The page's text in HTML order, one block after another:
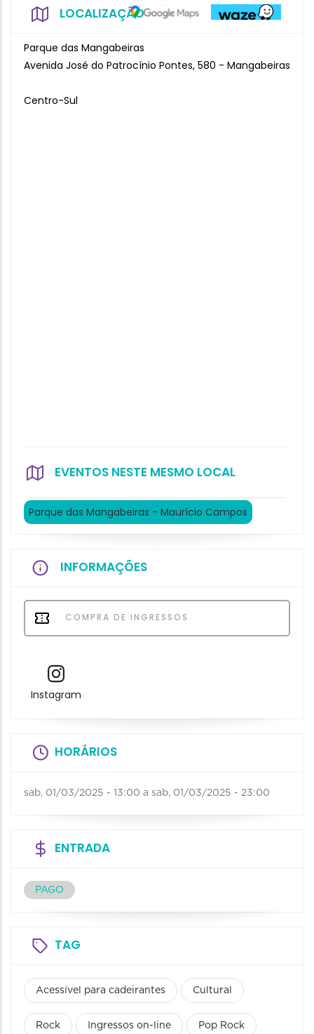
LOCALIZAÇÃO
Parque das Mangabeiras
Avenida José do Patrocínio Pontes, 580 - Mangabeiras
Centro-Sul
EVENTOS NESTE MESMO LOCAL
Parque das Mangabeiras - Maurício Campos
INFORMAÇÕES
COMPRA DE INGRESSOS
Instagram
HORÁRIOS
sab, 01/03/2025 - 13:00 a sab, 01/03/2025 - 23:00
ENTRADA
PAGO
TAG
Acessível para cadeirantes Cultural
Rock Ingressos on-line Pop Rock